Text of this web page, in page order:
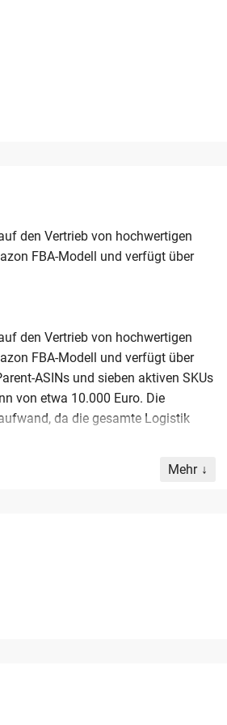
den Vertrieb von hochwertigen
FBA-Modell und verfügt über
den Vertrieb von hochwertigen
FBA-Modell und verfügt über
ASINs und sieben aktiven SKUs
von etwa 10.000 Euro. Die
da die gesamte Logistik
auf andere Projekte zu
Mehr